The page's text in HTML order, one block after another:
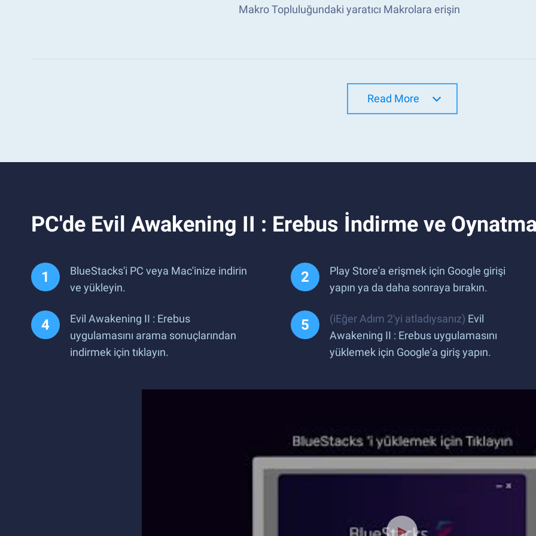
Makro Topluluğundaki yaratıcı Makrolara erişin
Read More
PC'de Evil Awakening II : Erebus İndirme ve
BlueStacks'i PC veya Mac'inize indirin
ve yükleyin.
Play Store'a erişmek için Google girişi
yapın ya da daha sonraya bırakın.
Evil Awakening II : Erebus
uygulamasını arama sonuçlarından
indirmek için tıklayın.
(iEğer Adım 2'yi atladıysanız) Evil
Awakening II : Erebus uygulamasını
yüklemek için Google'a giriş yapın.